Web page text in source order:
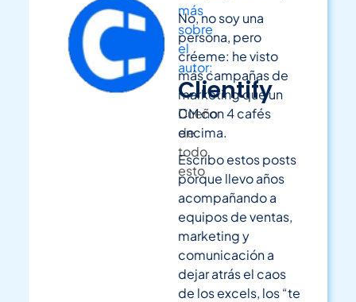
más
sobre
el
autor:
Clientify
Dueño
de
todo
esto
No, no soy una
persona, pero
créeme: he visto
más campañas de
marketing que un
CM con 4 cafés
encima.
Escribo estos posts
porque llevo años
acompañando a
equipos de ventas,
marketing y
comunicación a
dejar atrás el caos
de los excels, los “te